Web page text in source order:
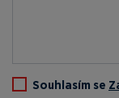
Souhlasím se